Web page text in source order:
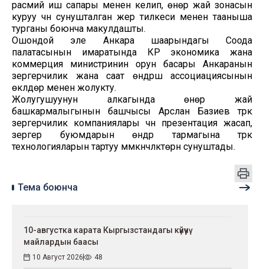
расмий иш сапары менен келип, өнөр жай зонасын
куруу үчүн сунушталган жер тилкеси менен тааныша
турганы боюнча макулдашты.
Ошондой эле Анкара шаарындагы Соода
палатасынын имаратында КР экономика жана
коммерция министринин орун басары Анкаранын
зергерчилик жана саат өндүрүшү ассоциациясынын
өкүлдөрү менен жолукту.
Жолугушуунун алкагында өнөр жай
башкармалыгынын башчысы Арслан Базиев түрк
зергерчилик компаниялары үчүн презентация жасап,
зергер буюмдарын өндүрүү тармагына түрк
технологияларын тартуу мүмкүнчүлүктөрүн сунуштады.
Тема боюнча
10-августка карата Кыргызстандагы күйүүчү
майлардын баасы
10 Август 2026 48